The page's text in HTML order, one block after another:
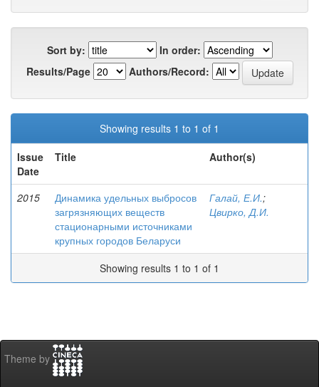
Sort by:
In order:
Results/Page
Authors/Record:
Showing results 1 to 1 of 1
Issue
Date
Title Author(s)
2015
Динамика удельных выбросов
загрязняющих веществ
стационарными источниками
крупных городов Беларуси
Галай, Е.И.;
Цвирко, Д.И.
Showing results 1 to 1 of 1
Theme by